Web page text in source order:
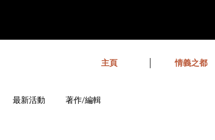
主頁 情義之都
最新活動 著作/編輯